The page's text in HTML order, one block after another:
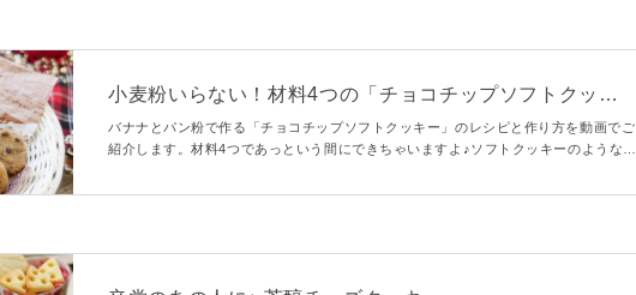
小麦粉いらない！材料4つの「チョコチップソフトクッキ
ー」
バナナとパン粉で作る「チョコチップソフトクッキー」のレシピと作り方を動画でご
紹介します。材料4つであっという間にできちゃいますよ♪ソフトクッキーのようなし
りですよ。